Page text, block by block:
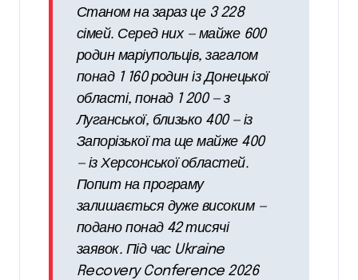
Станом на зараз це 3 228
сімей. Серед них — майже 600
родин маріупольців, загалом
понад 1 160 родин із Донецької
області, понад 1 200 — з
Луганської, близько 400 — із
Запорізької та ще майже 400
— із Херсонської областей.
Попит на програму
залишається дуже високим —
подано понад 42 тисячі
заявок. Під час Ukraine
Recovery Conference 2026